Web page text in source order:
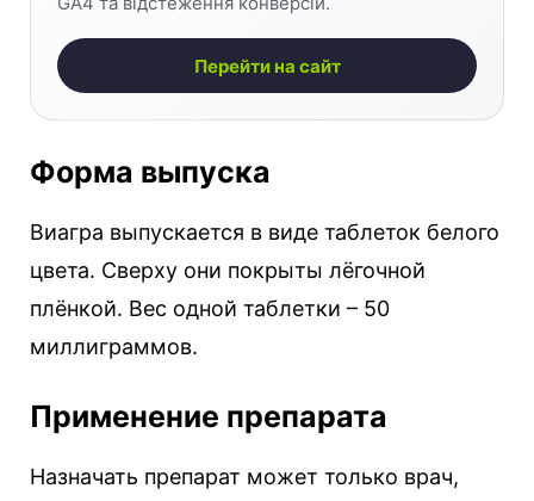
Перейти на сайт
Форма выпуска
Виагра выпускается в виде таблеток белого
цвета. Сверху они покрыты лёгочной
плёнкой. Вес одной таблетки – 50
миллиграммов.
Применение препарата
Назначать препарат может только врач,